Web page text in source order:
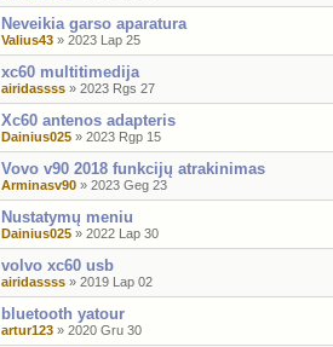
Neveikia garso aparatura
Valius43 » 2023 Lap 25
xc60 multitimedija
airidassss » 2023 Rgs 27
Xc60 antenos adapteris
Dainius025 » 2023 Rgp 15
Vovo v90 2018 funkcijų atrakinimas
Arminasv90 » 2023 Geg 23
Nustatymų meniu
Dainius025 » 2022 Lap 30
volvo xc60 usb
airidassss » 2019 Lap 02
bluetooth yatour
artur123 » 2020 Gru 30